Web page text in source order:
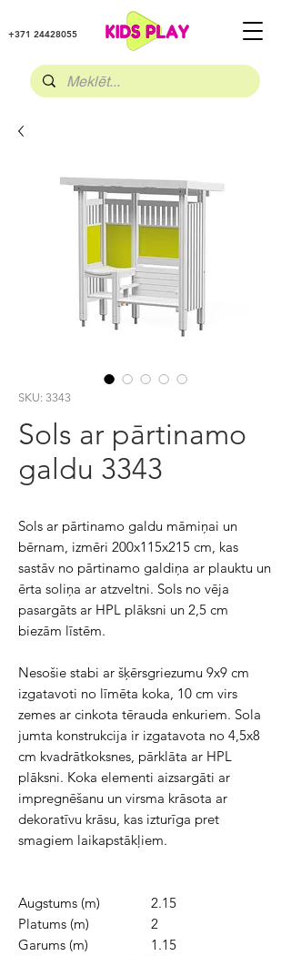
+371 24428055
SKU: 3343
Sols ar pārtinamo
galdu 3343
Sols ar pārtinamo galdu māmiņai un
bērnam, izmēri 200x115x215 cm, kas
sastāv no pārtinamo galdiņa ar plauktu un
ērta soliņa ar atzveltni. Sols no vēja
pasargāts ar HPL plāksni un 2,5 cm
biezām līstēm.
Nesošie stabi ar šķērsgriezumu 9x9 cm
izgatavoti no līmēta koka, 10 cm virs
zemes ar cinkota tērauda enkuriem. Sola
jumta konstrukcija ir izgatavota no 4,5x8
cm kvadrātkoksnes, pārklāta ar HPL
plāksni. Koka elementi aizsargāti ar
impregnēšanu un virsma krāsota ar
dekoratīvu krāsu, kas izturīga pret
smagiem laikapstākļiem.
Augstums (m)
2.15
Platums (m)
2
Garums (m)
1.15